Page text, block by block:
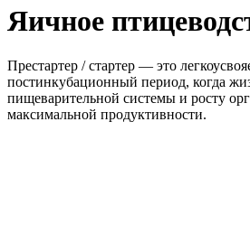
Яичное
Престартер / стартер — это
постинкубационный период, когда
пищеварительной системы и росту
максимальной продуктивности.